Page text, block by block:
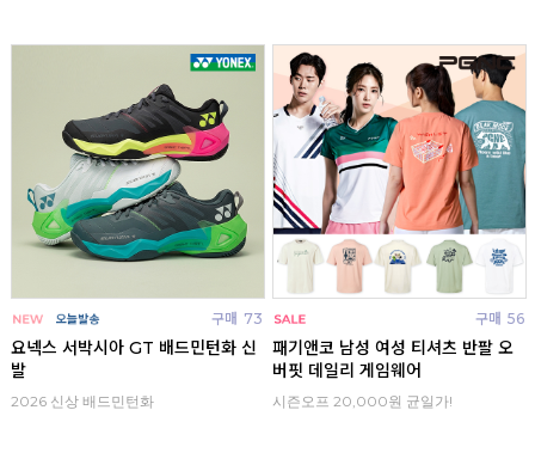
구매 73
요넥스 서박시아 GT 배드민턴화 신
발
2026 신상 배드민턴화
구매 56
패기앤코 남성 여성 티셔츠 반팔 오
버핏 데일리 게임웨어
시즌오프 20,000원 균일가!